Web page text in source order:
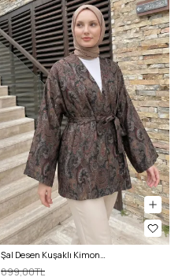
Şal Desen Kuşaklı Kimono 2375 - KOYU KAHVE
899,00TL